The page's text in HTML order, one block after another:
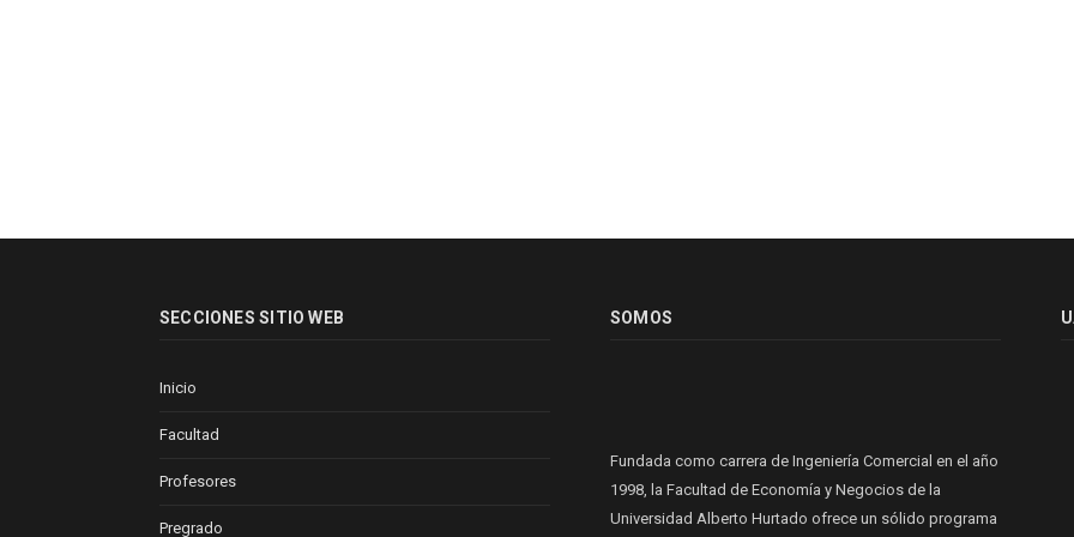
SECCIONES SITIO WEB
Inicio
Facultad
Profesores
Pregrado
SOMOS
Fundada como carrera de Ingeniería Comercial en el año
1998, la Facultad de Economía y Negocios de la
Universidad Alberto Hurtado ofrece un sólido programa